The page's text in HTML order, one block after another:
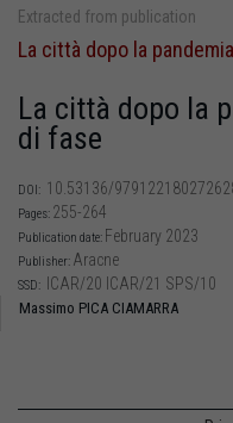
Extracted from publication
La città dopo la pandemia
La città dopo la
di fase
DOI: 10.53136/
Pages: 255-264
Publication date: February 2023
Publisher: Aracne
SSD: ICAR/20 ICAR/21 SPS/10
Massimo PICA CIAMARRA